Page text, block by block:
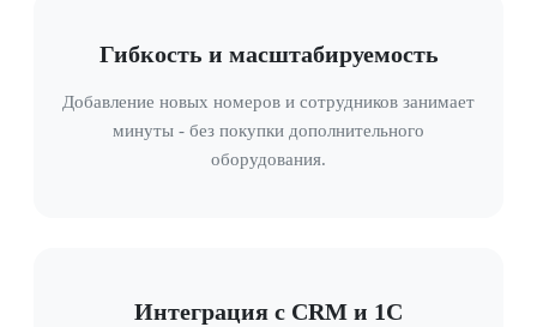
Гибкость и масштабируемость
Добавление новых номеров и сотрудников занимает
минуты - без покупки дополнительного
оборудования.
Интеграция с CRM и 1С